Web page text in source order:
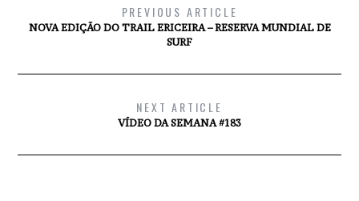
PREVIOUS ARTICLE
NOVA EDIÇÃO DO TRAIL ERICEIRA – RESERVA MUNDIAL DE
SURF
NEXT ARTICLE
VÍDEO DA SEMANA #183